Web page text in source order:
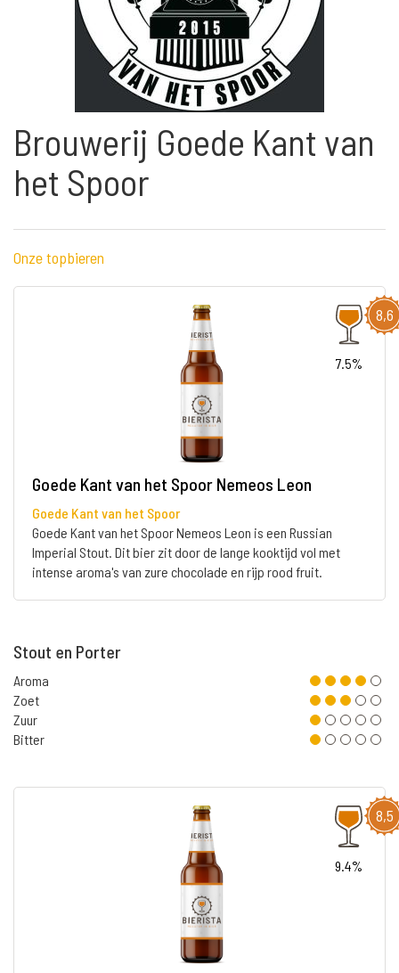
Brouwerij Goede Kant van
het Spoor
Onze topbieren
8,6
7.5%
Goede Kant van het Spoor Nemeos Leon
Goede Kant van het Spoor
Goede Kant van het Spoor Nemeos Leon is een Russian
Imperial Stout. Dit bier zit door de lange kooktijd vol met
intense aroma's van zure chocolade en rijp rood fruit.
Stout en Porter
Aroma
Zoet
Zuur
Bitter
8,5
9.4%